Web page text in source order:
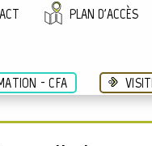
- CFA
PLAN D'ACCÈS